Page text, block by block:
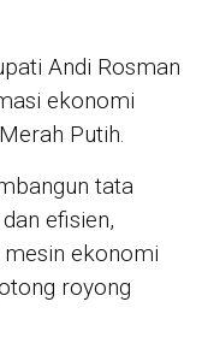
Andi Rosman
ekonomi
Putih.
tata
efisien,
ekonomi
royong